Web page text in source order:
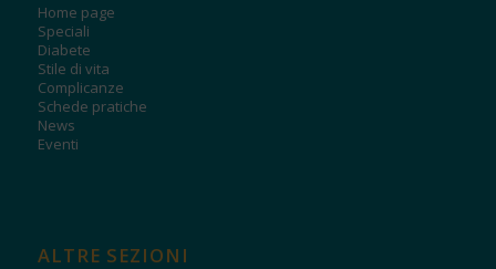
Home page
Speciali
Diabete
Stile di vita
Complicanze
Schede pratiche
News
Eventi
ALTRE SEZIONI